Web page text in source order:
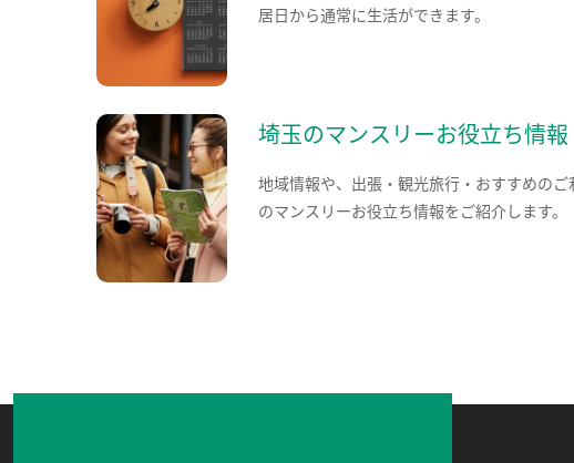
居日から通常に生活ができます。
埼玉のマンスリーお役立ち情報
地域情報や、出張・観光旅行・おすすめのご
のマンスリーお役立ち情報をご紹介します。